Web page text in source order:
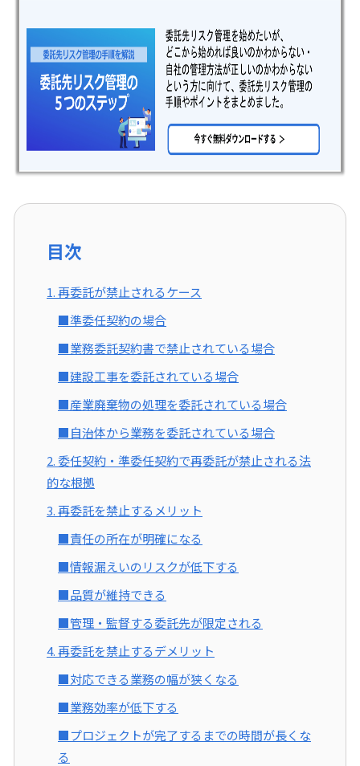
目次
1. 再委託が禁止されるケース
■準委任契約の場合
■業務委託契約書で禁止されている場合
■建設工事を委託されている場合
■産業廃棄物の処理を委託されている場合
■自治体から業務を委託されている場合
2. 委任契約・準委任契約で再委託が禁止される法
的な根拠
3. 再委託を禁止するメリット
■責任の所在が明確になる
■情報漏えいのリスクが低下する
■品質が維持できる
■管理・監督する委託先が限定される
4. 再委託を禁止するデメリット
■対応できる業務の幅が狭くなる
■業務効率が低下する
■プロジェクトが完了するまでの時間が長くな
る